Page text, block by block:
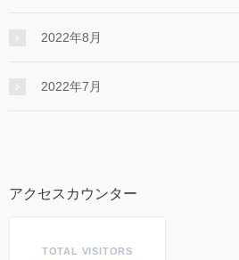
2022年8月
2022年7月
アクセスカウンター
TOTAL VISITORS